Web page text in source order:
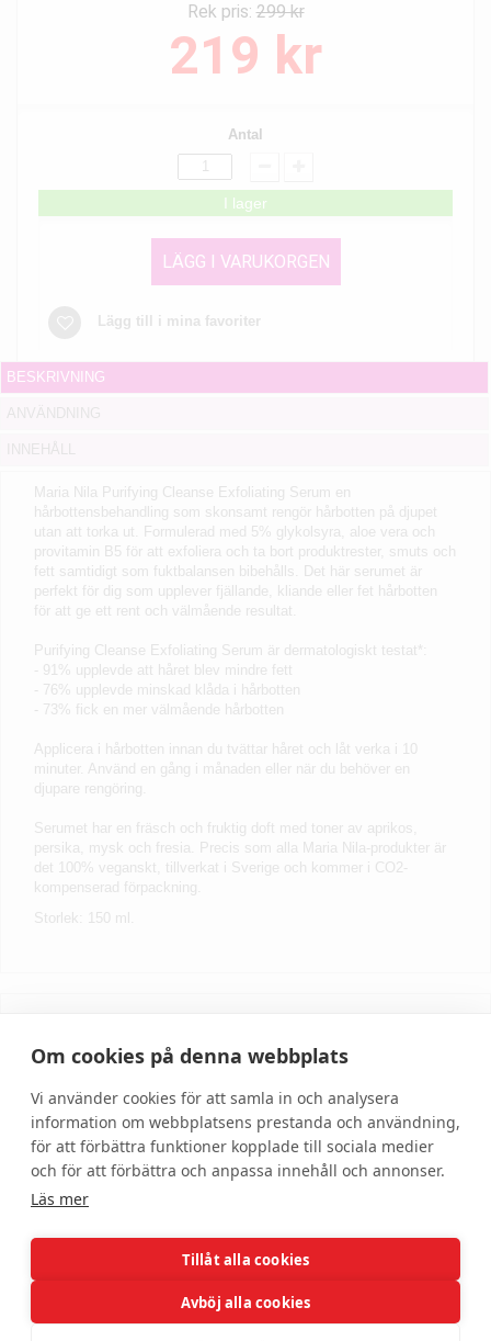
Rek pris:299 kr
219 kr
Antal
I lager
LÄGG I VARUKORGEN
Lägg till i mina favoriter
BESKRIVNING
Maria Nila Purifying Cleanse Exfoliating Serum en
hårbottensbehandling som skonsamt rengör hårbotten på djupet
utan att torka ut. Formulerad med 5% glykolsyra, aloe vera och
provitamin B5 för att exfoliera och ta bort produktrester, smuts och
fett samtidigt som fuktbalansen bibehålls. Det här serumet är
perfekt för dig som upplever fjällande, kliande eller fet hårbotten
för att ge ett rent och välmående resultat.
Purifying Cleanse Exfoliating Serum är dermatologiskt testat*:
- 91% upplevde att håret blev mindre fett
- 76% upplevde minskad klåda i hårbotten
- 73% fick en mer välmående hårbotten
Applicera i hårbotten innan du tvättar håret och låt verka i 10
minuter. Använd en gång i månaden eller när du behöver en
djupare rengöring.
Serumet har en fräsch och fruktig doft med toner av aprikos,
persika, mysk och fresia. Precis som alla Maria Nila-produkter är
det 100% veganskt, tillverkat i Sverige och kommer i CO2-
kompenserad förpackning.
Storlek: 150 ml.
Om oss
Om DonnaBeauty
Om cookies på denna webbplats
Vi använder cookies för att samla in och analysera
information om webbplatsens prestanda och användning,
för att förbättra funktioner kopplade till sociala medier
och för att förbättra och anpassa innehåll och annonser.
Läs mer
Tillåt alla cookies
Avböj alla cookies